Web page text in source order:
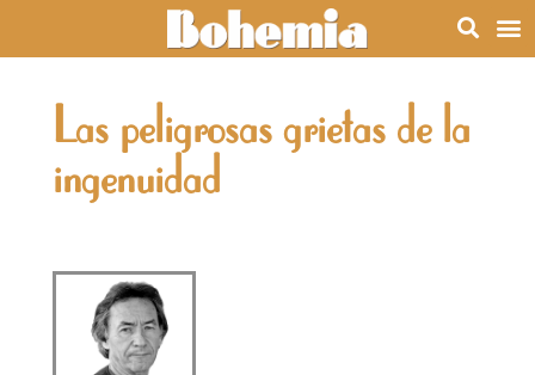
Las peligrosas grietas de la
ingenuidad